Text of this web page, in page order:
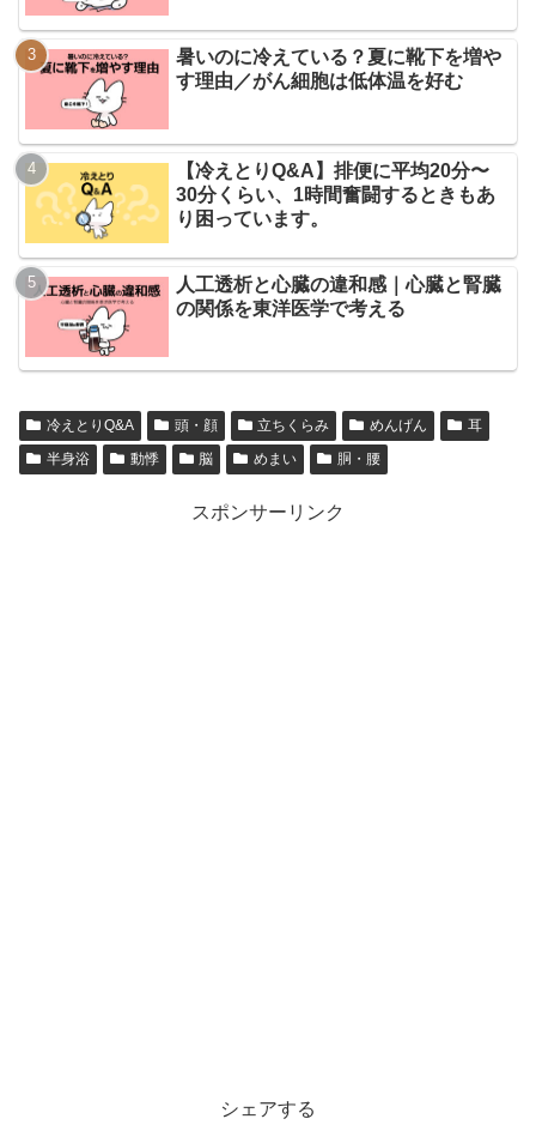
暑いのに冷えている？夏に靴下を増や
す理由／がん細胞は低体温を好む
【冷えとりQ&A】排便に平均20分〜
30分くらい、1時間奮闘するときもあ
り困っています。
人工透析と心臓の違和感｜心臓と腎臓
の関係を東洋医学で考える
冷えとりQ&A 頭・顔 立ちくらみ めんげん
耳
半身浴
動悸 脳 めまい 胴・腰
スポンサーリンク
シェアする